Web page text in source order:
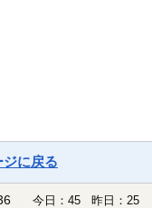
に戻る
今日：45 昨日：25